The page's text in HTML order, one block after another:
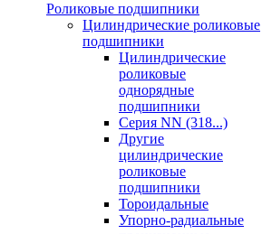
Роликовые подшипники
Цилиндрические роликовые
подшипники
Цилиндрические
роликовые
однорядные
подшипники
Серия NN (318...)
Другие
цилиндрические
роликовые
подшипники
Тороидальные
Упорно-радиальные